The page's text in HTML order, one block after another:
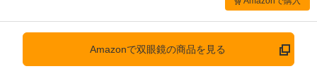
Amazonで双眼鏡の商品を見る